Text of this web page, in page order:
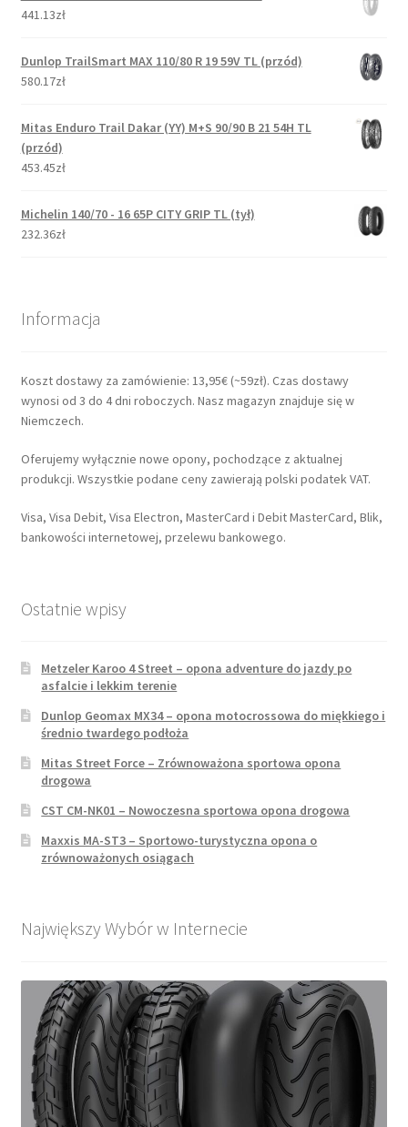
441.13zł
Dunlop TrailSmart MAX 110/80 R 19 59V TL (przód)
580.17zł
Mitas Enduro Trail Dakar (YY) M+S 90/90 B 21 54H TL
(przód)
453.45zł
Michelin 140/70 - 16 65P CITY GRIP TL (tył)
232.36zł
Informacja
Koszt dostawy za zamówienie: 13,95€ (~59zł). Czas dostawy
wynosi od 3 do 4 dni roboczych. Nasz magazyn znajduje się w
Niemczech.
Oferujemy wyłącznie nowe opony, pochodzące z aktualnej
produkcji. Wszystkie podane ceny zawierają polski podatek VAT.
Visa, Visa Debit, Visa Electron, MasterCard i Debit MasterCard, Blik,
bankowości internetowej, przelewu bankowego.
Ostatnie wpisy
Metzeler Karoo 4 Street – opona adventure do jazdy po
asfalcie i lekkim terenie
Dunlop Geomax MX34 – opona motocrossowa do miękkiego i
średnio twardego podłoża
Mitas Street Force – Zrównoważona sportowa opona
drogowa
CST CM-NK01 – Nowoczesna sportowa opona drogowa
Maxxis MA-ST3 – Sportowo-turystyczna opona o
zrównoważonych osiągach
Największy Wybór w Internecie